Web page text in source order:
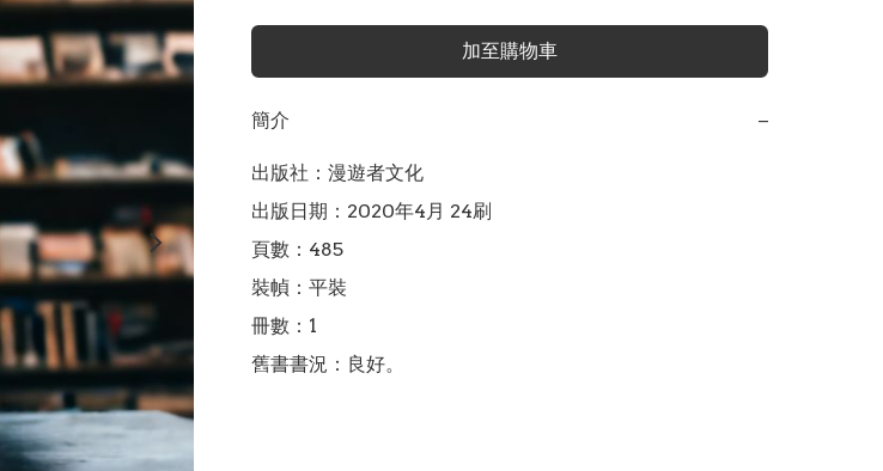
加至購物車
簡介 −
出版社：漫遊者文化
出版日期：2020年4月 24刷
頁數：485
裝幀：平裝
冊數：1
舊書書況：良好。